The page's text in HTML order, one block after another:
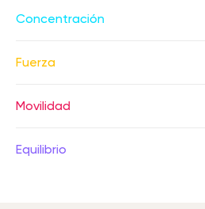
Concentración
Fuerza
Movilidad
Equilibrio